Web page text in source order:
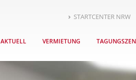
STARTCENTER NRW
AKTUELL VERMIETUNG